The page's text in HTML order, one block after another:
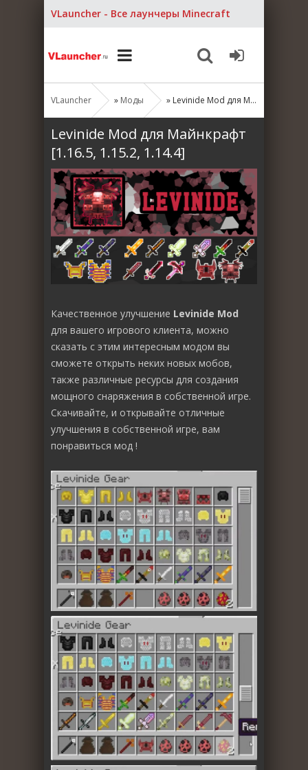
VLauncher - Все лаунчеры Minecraft
VLauncher » Моды » Levinide Mod для Майнкрафт [1.16.5, 1.15.2, 1.14.4]
Levinide Mod для Майнкрафт
[1.16.5, 1.15.2, 1.14.4]
Качественное улучшение Levinide Mod
для вашего игрового клиента, можно
сказать с этим интересным модом вы
сможете открыть неких новых мобов,
также различные ресурсы для создания
мощного снаряжения в собственной игре.
Скачивайте, и открывайте отличные
улучшения в собственной игре, вам
понравиться мод !